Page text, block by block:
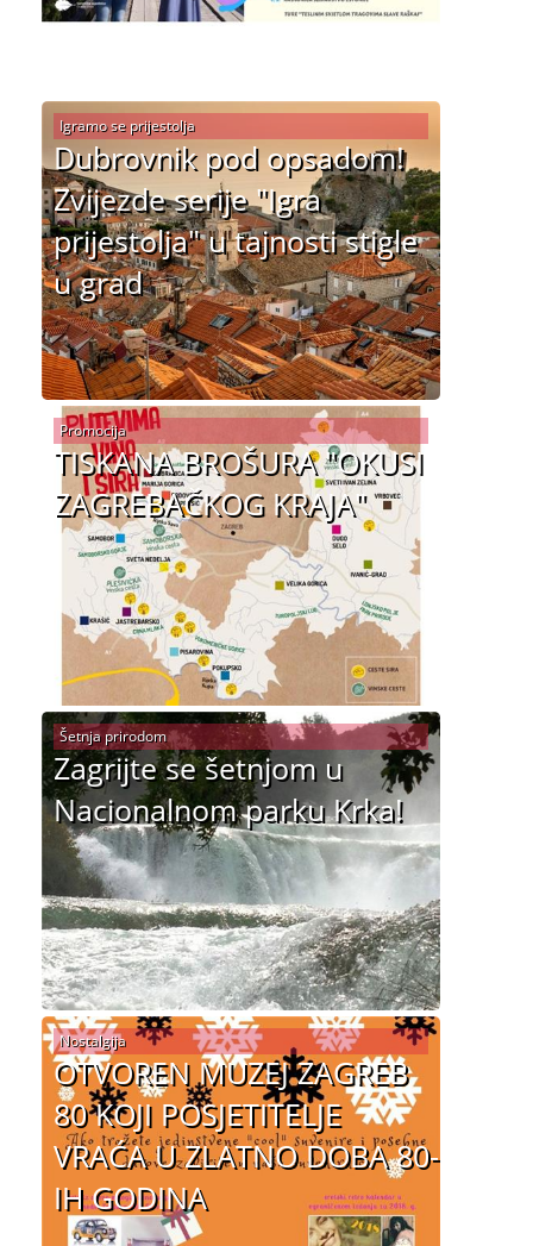
Dubrovnik pod opsadom!
Zvijezde serije "Igra
prijestolja" u tajnosti stigle
u grad
Igramo se prijestolja
TISKANA BROŠURA "OKUSI
ZAGREBAČKOG KRAJA"
Promocija
Zagrijte se šetnjom u
Nacionalnom parku Krka!
Šetnja prirodom
OTVOREN MUZEJ ZAGREB
80 KOJI POSJETITELJE
VRAĆA U ZLATNO DOBA 80-
IH GODINA
Nostalgija